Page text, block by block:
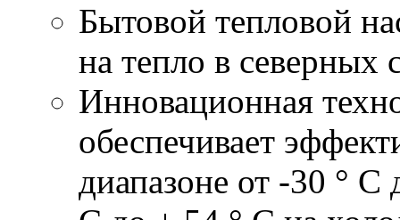
Бытовой тепловой
на тепло в северных
Инновационная
обеспечивает
диапазоне от -30 °